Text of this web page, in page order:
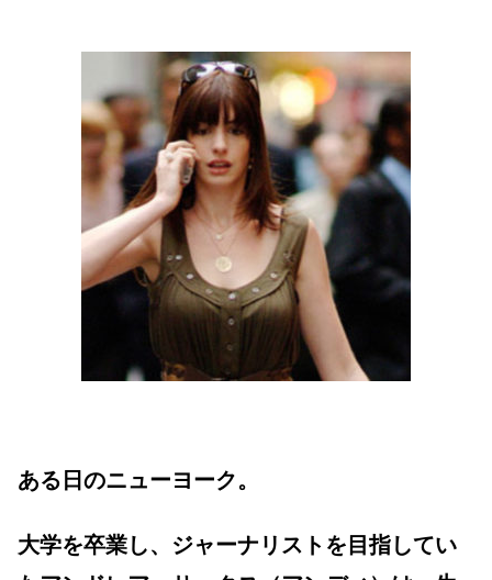
ある日のニューヨーク。
大学を卒業し、ジャーナリストを目指してい